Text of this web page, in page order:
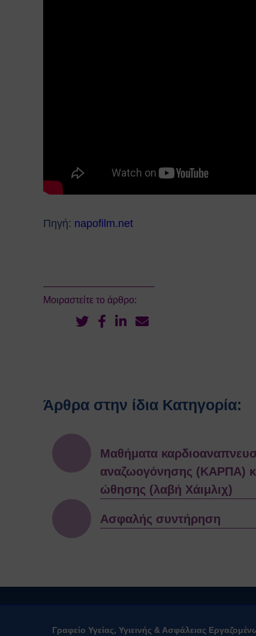
Πηγή: napofilm.net
Μοιραστείτε το άρθρο:
Άρθρα στην ίδια Κατηγορία:
Μαθήματα
αναζωογόνησης (ΚΑΡΠΑ)
ώθησης (λαβή Χάιμλιχ)
Ασφαλής συντήρηση
Γραφείο Υγείας, Υγιεινής & Ασφάλειας